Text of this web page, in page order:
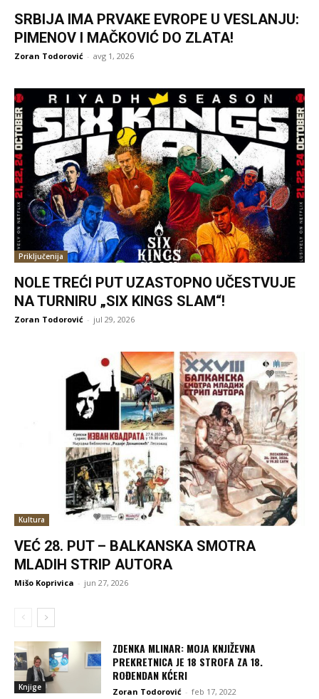
SRBIJA IMA PRVAKE EVROPE U VESLANJU:
PIMENOV I MAČKOVIĆ DO ZLATA!
Zoran Todorović - avg 1, 2026
Priključenija
NOLE TREĆI PUT UZASTOPNO UČESTVUJE
NA TURNIRU „SIX KINGS SLAM“!
Zoran Todorović - jul 29, 2026
Kultura
VEĆ 28. PUT – BALKANSKA SMOTRA
MLADIH STRIP AUTORA
Mišo Koprivica - jun 27, 2026
Knjige
ZDENKA MLINAR: MOJA KNJIŽEVNA
PREKRETNICA JE 18 STROFA ZA 18.
ROĐENDAN KĆERI
Zoran Todorović - feb 17, 2022